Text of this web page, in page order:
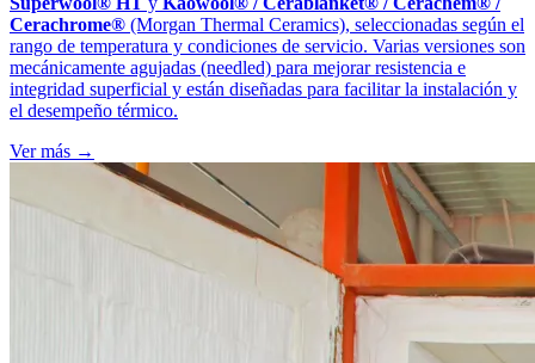
Cerachrome® (Morgan Thermal Ceramics), seleccionadas según el
rango de temperatura y condiciones de servicio. Varias versiones son
mecánicamente agujadas (needled) para mejorar resistencia e
integridad superficial y están diseñadas para facilitar la instalación y
el desempeño térmico.
Ver más →